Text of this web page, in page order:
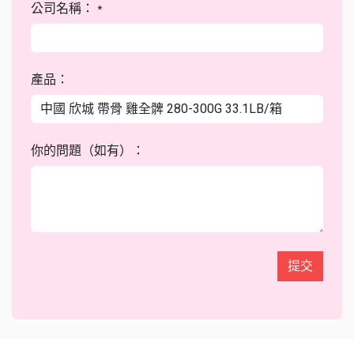
公司名稱： *
產品：
你的問題（如有）：
提交